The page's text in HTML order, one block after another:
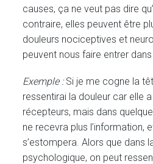
causes, ça ne veut pas dire
contraire, elles peuvent être
douleurs nociceptives et
peuvent nous faire entrer
Exemple :Si je me cogne la
ressentirai la douleur car elle
récepteurs, mais dans
ne recevra plus l’information,
s’estompera. Alors que dans
psychologique, on peut